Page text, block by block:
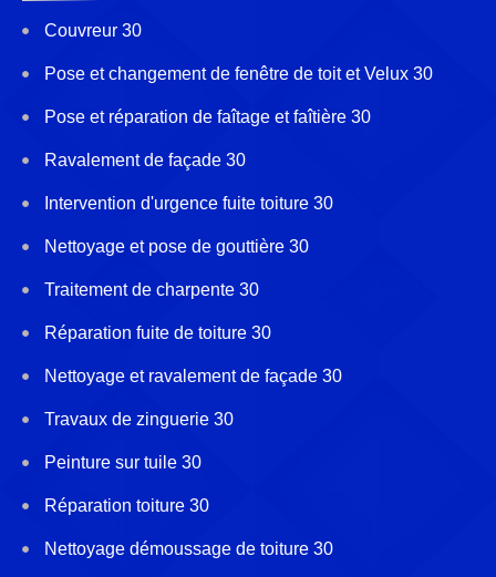
Couvreur 30
Pose et changement de fenêtre de toit et Velux 30
Pose et réparation de faîtage et faîtière 30
Ravalement de façade 30
Intervention d'urgence fuite toiture 30
Nettoyage et pose de gouttière 30
Traitement de charpente 30
Réparation fuite de toiture 30
Nettoyage et ravalement de façade 30
Travaux de zinguerie 30
Peinture sur tuile 30
Réparation toiture 30
Nettoyage démoussage de toiture 30